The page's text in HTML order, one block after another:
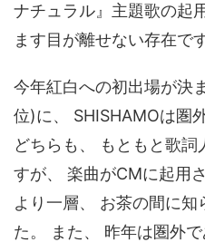
ナチュラル』主題歌の起
ます目が離せない存在です
今年紅白への初出場が決
位)に、 SHISHAMOは圏
どちらも、 もともと歌
すが、 楽曲がCMに起用
より一層、 お茶の間に知
た。 また、 昨年は圏外